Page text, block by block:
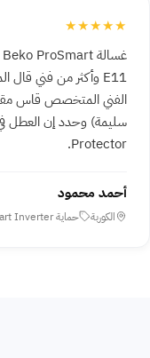
★★★★★
Protector.
أحمد محمود
الكوربة حماية ProSmart Inverter في غسالات وثلاجات Beko